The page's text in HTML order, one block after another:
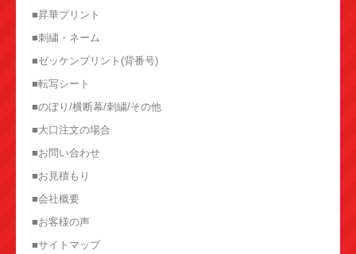
■昇華プリント
■刺繍・ネーム
■ゼッケンプリント(背番号)
■転写シート
■のぼり/横断幕/刺繍/その他
■大口注文の場合
■お問い合わせ
■お見積もり
■会社概要
■お客様の声
■サイトマップ